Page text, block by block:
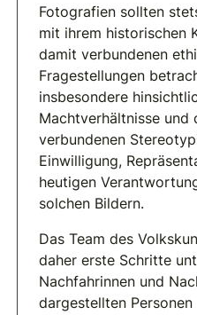
Fotografien sollten
mit ihrem historischen
damit verbundenen
Fragestellungen
insbesondere
Machtverhältnisse und
verbundenen
Einwilligung,
heutigen
solchen Bildern.
Das Team des
daher erste Schritte
Nachfahrinnen und
dargestellten